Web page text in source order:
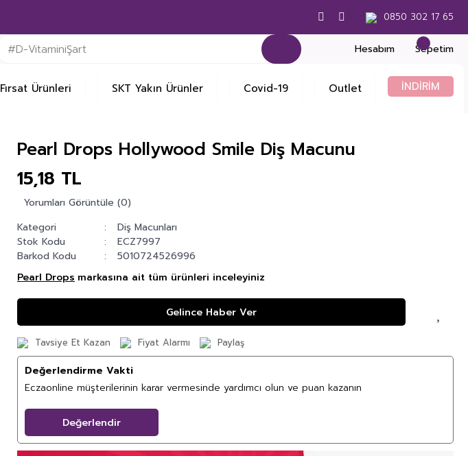
0850 302 17 65
Hesabım Sepetim
Fırsat Ürünleri SKT Yakın Ürünler Covid-19 Outlet İNDİRİM
Pearl Drops Hollywood Smile Diş Macunu
15,18 TL
Yorumları Görüntüle (0)
Kategori
Diş Macunları
Stok Kodu
ECZ7997
Barkod Kodu
5010724526996
Pearl Drops markasına ait tüm ürünleri inceleyiniz
Gelince Haber Ver
Tavsiye Et Kazan Fiyat Alarmı Paylaş
Değerlendirme Vakti
Eczaonline müşterilerinin karar vermesinde yardımcı olun ve puan kazanın
Değerlendir